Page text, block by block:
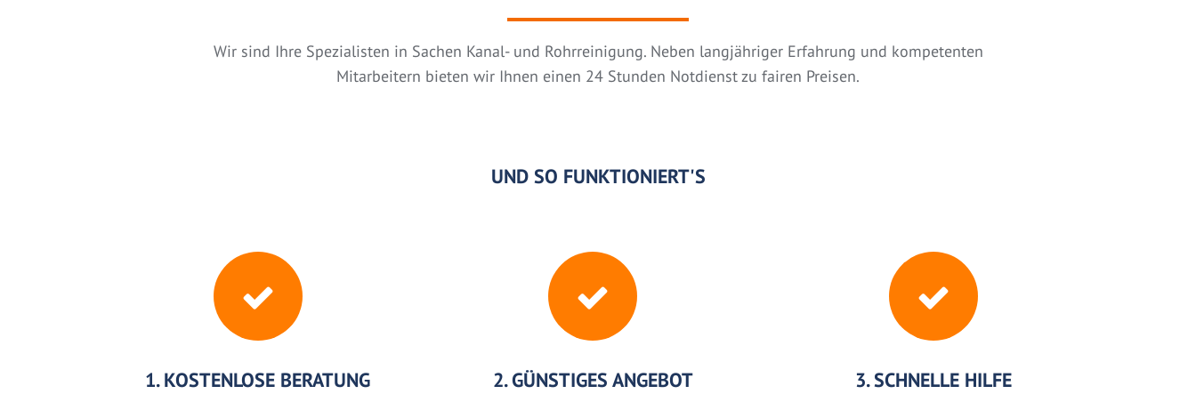
Wir sind Ihre Spezialisten in Sachen Kanal- und Rohrreinigung. Neben langjähriger Erfahrung und kompetenten
Mitarbeitern bieten wir Ihnen einen 24 Stunden Notdienst zu fairen Preisen.
UND SO FUNKTIONIERT'S
1. KOSTENLOSE BERATUNG 2. GÜNSTIGES ANGEBOT 3. SCHNELLE HILFE